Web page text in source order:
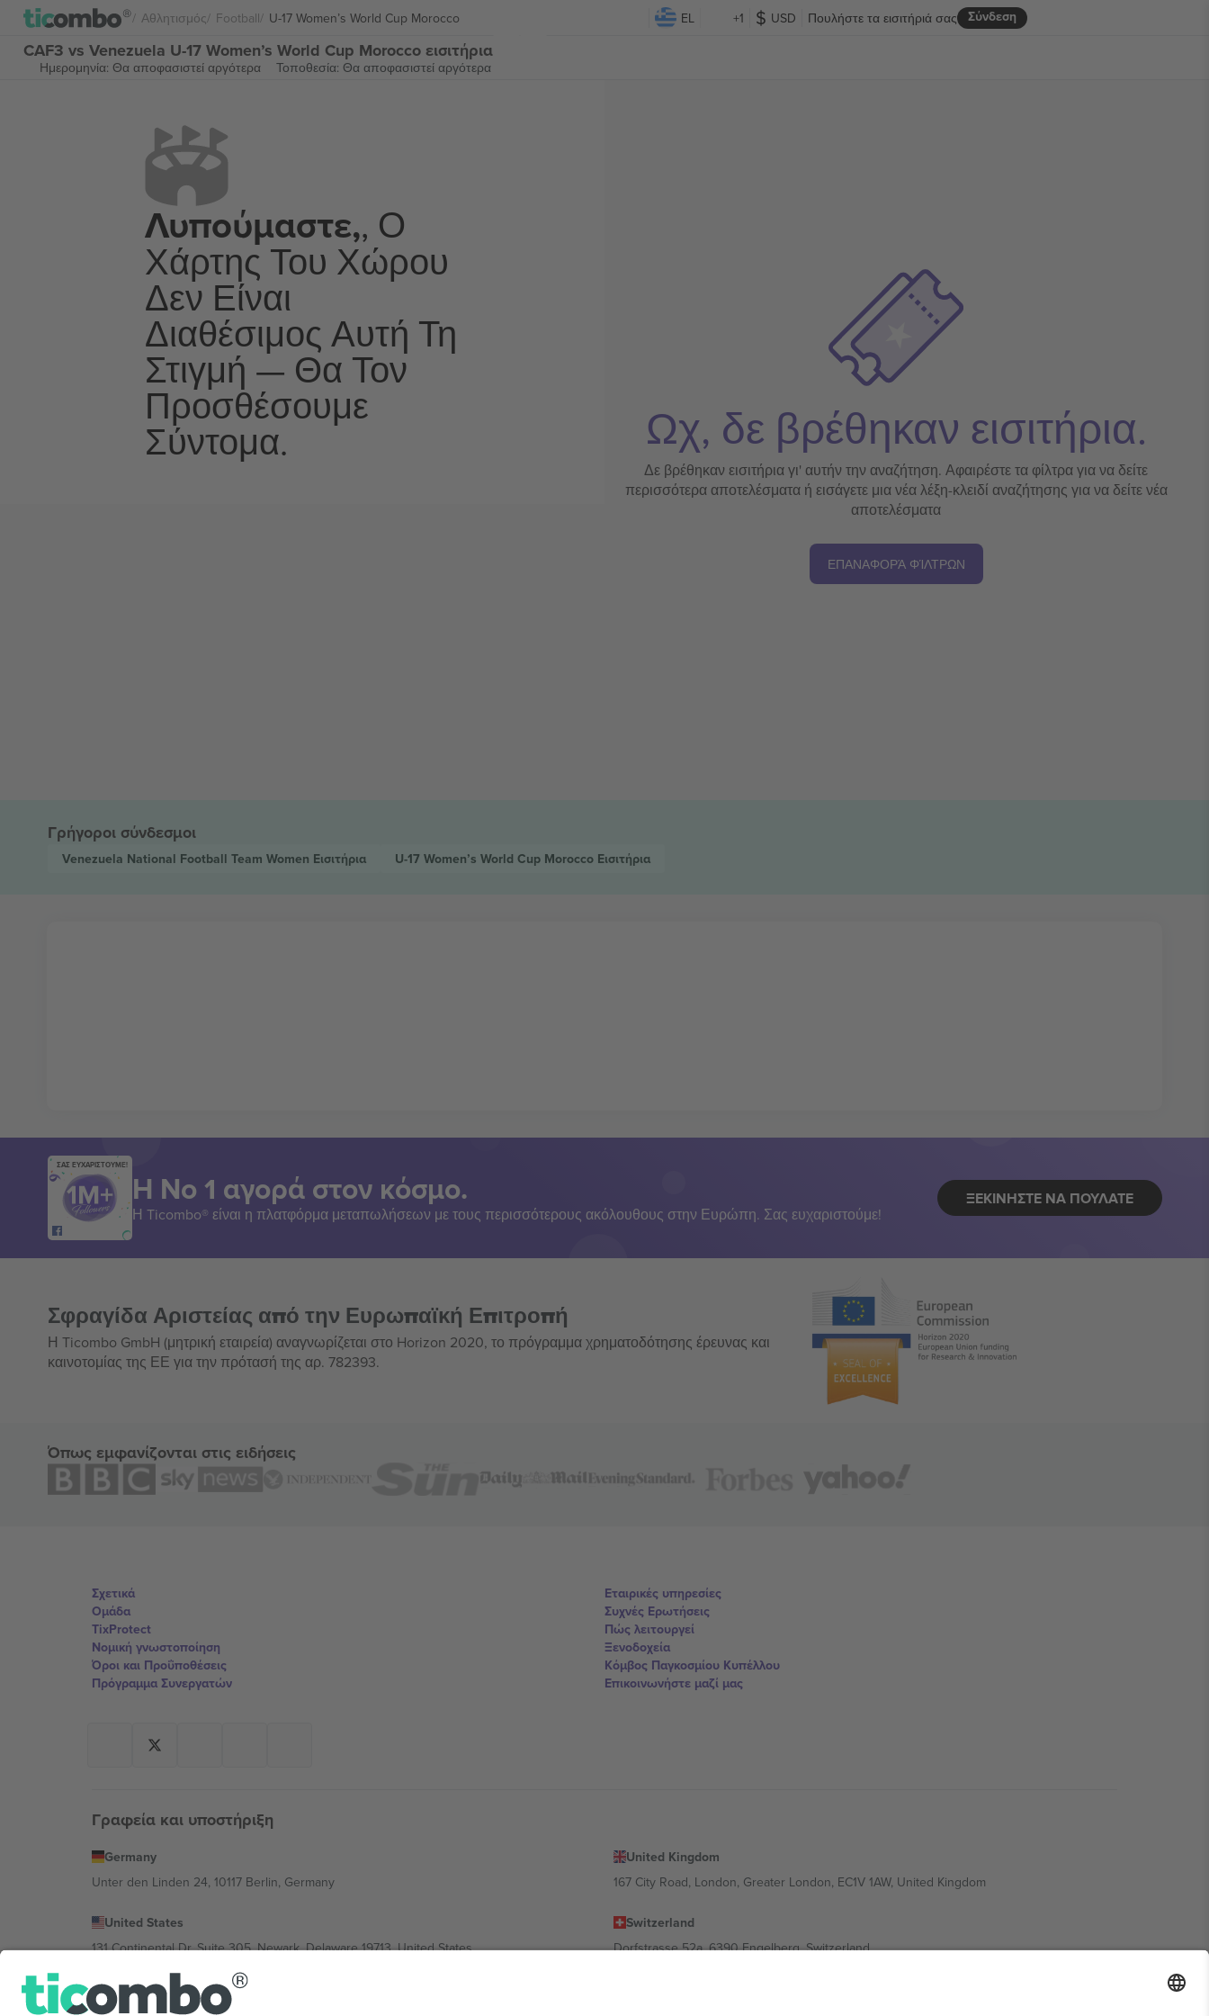
Αθλητισμός Football U-17 Women’s World Cup Morocco EL +1 USD Σύνδεση
Πουλήστε τα εισιτήριά σας
CAF3 vs Venezuela U-17 Women’s World Cup Morocco εισιτήρια
Ημερομηνία: Θα αποφασιστεί αργότερα Τοποθεσία: Θα αποφασιστεί αργότερα
Λυπούμαστε,, Ο
Χάρτης Του Χώρου
Δεν Είναι
Διαθέσιμος Αυτή Τη
Στιγμή — Θα Τον
Προσθέσουμε
Σύντομα. Ωχ, δε βρέθηκαν εισιτήρια.
Δε βρέθηκαν εισιτήρια γι' αυτήν την αναζήτηση. Αφαιρέστε τα φίλτρα για να δείτε
περισσότερα αποτελέσματα ή εισάγετε μια νέα λέξη-κλειδί αναζήτησης για να δείτε νέα
αποτελέσματα
ΕΠΑΝΑΦΟΡΆ ΦΊΛΤΡΩΝ
Γρήγοροι σύνδεσμοι
Venezuela National Football Team Women Εισιτήρια U-17 Women’s World Cup Morocco Εισιτήρια
ΣΑΣ ΕΥΧΑΡΙΣΤΟΥΜΕ!
Η Νο 1 αγορά στον κόσμο.
Η Ticombo® είναι η πλατφόρμα μεταπωλήσεων με τους περισσότερους ακόλουθους στην Ευρώπη. Σας ευχαριστούμε!
ΞΕΚΙΝΉΣΤΕ ΝΑ ΠΟΥΛΆΤΕ
Σφραγίδα Αριστείας από την Ευρωπαϊκή Επιτροπή
Η Ticombo GmbH (μητρική εταιρεία) αναγνωρίζεται στο Horizon 2020, το πρόγραμμα χρηματοδότησης έρευνας και
καινοτομίας της ΕΕ για την πρότασή της αρ. 782393.
Όπως εμφανίζονται στις ειδήσεις
Σχετικά
Ομάδα
TixProtect
Νομική γνωστοποίηση
Όροι και Προΰποθέσεις
Πρόγραμμα Συνεργατών
Εταιρικές υπηρεσίες
Συχνές Ερωτήσεις
Πώς λειτουργεί
Ξενοδοχεία
Κόμβος Παγκοσμίου Κυπέλλου
Επικοινωνήστε μαζί μας
Γραφεία και υποστήριξη
Germany
Unter den Linden 24, 10117 Berlin, Germany
United Kingdom
167 City Road, London, Greater London, EC1V 1AW, United Kingdom
United States
131 Continental Dr, Suite 305, Newark, Delaware 19713, United States
Switzerland
Dorfstrasse 52a, 6390 Engelberg, Switzerland
Bulgaria